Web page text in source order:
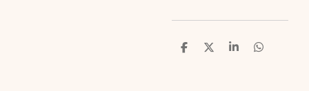
D
D
S
D